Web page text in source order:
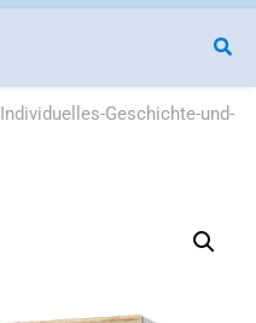
Individuelles-Geschichte-und-